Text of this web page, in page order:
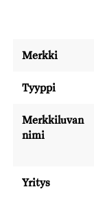
Merkki
Tyyppi
Merkkiluvan
nimi
Yritys